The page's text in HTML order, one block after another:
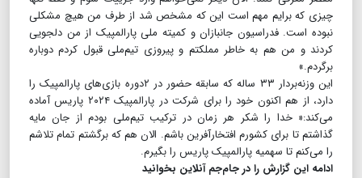
چیزی که برایم مهم است این که مشخص شد از طرف من هیچ مشکلی
نبوده است. فدراسیون جانبازان و کمیته ملی پارالمپیک از من دلجویی
کردند و من هم به خاطر مملکتم و پیروزی تیم‌ملی قبول کردم دوباره
برگردم.»
این وزنه‌بردار ۳۳ ساله که سابقه حضور در ۲دوره بازی‌های پارالمپیک را
دارد، از هم اکنون خود را برای شرکت در پارالمپیک ۲۰۲۴ پاریس آماده
می‌کند:« خدا را شکر هر زمان در ترکیب تیم‌ملی بودم از جان مایه
گذاشتم تا برای کشورم افتخار‌آفرین باشم. الان هم که برگشتم تمام تلاشم
را می‌کنم تا سهمیه پارالمپیک پاریس را بگیرم.
ادامه این گزارش را در جام‌جم آنلاین بخوانید